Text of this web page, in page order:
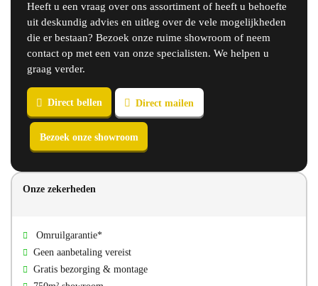
Heeft u een vraag over ons assortiment of heeft u behoefte
uit deskundig advies en uitleg over de vele mogelijkheden
die er bestaan? Bezoek onze ruime showroom of neem
contact op met een van onze specialisten. We helpen u
graag verder.
Bezoek onze showroom
Onze zekerheden
Omruilgarantie*
Geen aanbetaling vereist
Gratis bezorging & montage